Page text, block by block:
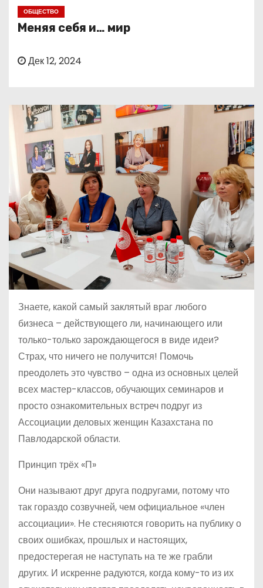
ОБЩЕСТВО
Меняя себя и… мир
Дек 12, 2024
Знаете, какой самый заклятый враг любого
бизнеса – действующего ли, начинающего или
только-только зарождающегося в виде идеи?
Страх, что ничего не получится! Помочь
преодолеть это чувство – одна из основных целей
всех мастер-классов, обучающих семинаров и
просто ознакомительных встреч подруг из
Ассоциации деловых женщин Казахстана по
Павлодарской области.
Принцип трёх «П»
Они называют друг друга подругами, потому что
так гораздо созвучней, чем официальное «член
ассоциации». Не стесняются говорить на публику о
своих ошибках, прошлых и настоящих,
предостерегая не наступать на те же грабли
других. И искренне радуются, когда кому-то из их